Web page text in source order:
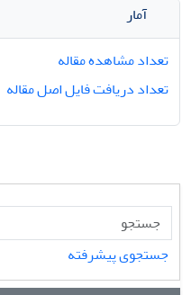
آمار
تعداد مشاهده مقاله
تعداد دریافت فایل اصل مقاله
جستجوی پیشرفته